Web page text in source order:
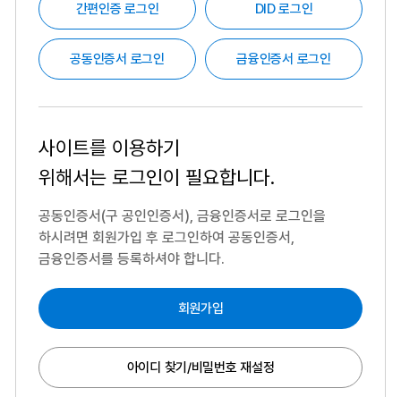
간편인증 로그인 DID 로그인
공동인증서 로그인 금융인증서 로그인
사이트를 이용하기
위해서는 로그인이 필요합니다.
공동인증서(구 공인인증서), 금융인증서로 로그인을
하시려면 회원가입 후 로그인하여 공동인증서,
금융인증서를 등록하셔야 합니다.
회원가입
아이디 찾기/비밀번호 재설정